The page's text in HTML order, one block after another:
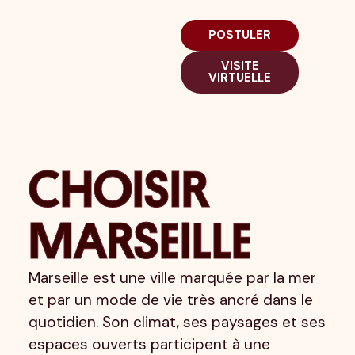
POSTULER
VISITE
VIRTUELLE
CHOISIR
MARSEILLE
Marseille est une ville marquée par la mer
et par un mode de vie très ancré dans le
quotidien. Son climat, ses paysages et ses
espaces ouverts participent à une